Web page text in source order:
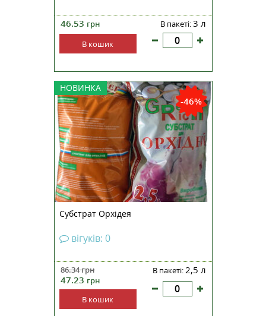
46.53 грн В пакеті:3 л
В кошик
НОВИНКА
-46%
Субстрат Орхідея
вігуків: 0
86.34грн
47.23 грн
В пакеті:2,5 л
В кошик